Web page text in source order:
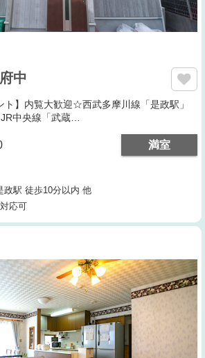
中
ト】内覧大歓迎☆西武多摩川線「是政駅」
中央線「武蔵…
満室
政駅 徒歩10分以内 他
応可